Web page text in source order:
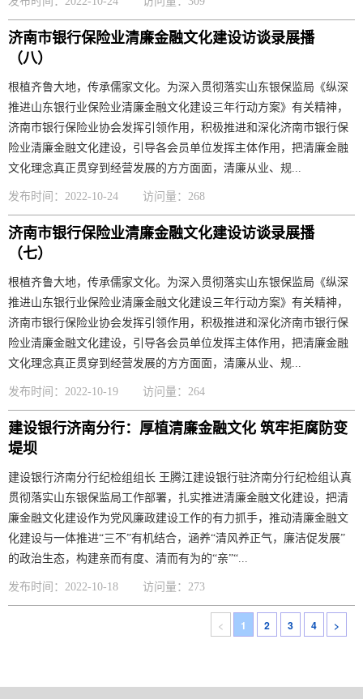
济南市银行保险业清廉金融文化建设访谈录展播
（八）
根植齐鲁大地，传承儒家文化。为深入贯彻落实山东银保监局《纵深
推进山东银行业保险业清廉金融文化建设三年行动方案》有关精神，
济南市银行保险业协会发挥引领作用，积极推进和深化济南市银行保
险业清廉金融文化建设，引导各会员单位发挥主体作用，把清廉金融
文化理念真正贯穿到经营发展的方方面面，清廉从业、规...
发布时间：2022-10-24 访问量：268
济南市银行保险业清廉金融文化建设访谈录展播
（七）
根植齐鲁大地，传承儒家文化。为深入贯彻落实山东银保监局《纵深
推进山东银行业保险业清廉金融文化建设三年行动方案》有关精神，
济南市银行保险业协会发挥引领作用，积极推进和深化济南市银行保
险业清廉金融文化建设，引导各会员单位发挥主体作用，把清廉金融
文化理念真正贯穿到经营发展的方方面面，清廉从业、规...
发布时间：2022-10-19 访问量：264
建设银行济南分行：厚植清廉金融文化 筑牢拒腐防变
堤坝
建设银行济南分行纪检组组长 王腾江建设银行驻济南分行纪检组认真
贯彻落实山东银保监局工作部署，扎实推进清廉金融文化建设，把清
廉金融文化建设作为党风廉政建设工作的有力抓手，推动清廉金融文
化建设与一体推进“三不”有机结合，涵养“清风养正气，廉洁促发展”
的政治生态，构建亲而有度、清而有为的“亲”“...
发布时间：2022-10-18 访问量：273
< 1 2 3 4 >